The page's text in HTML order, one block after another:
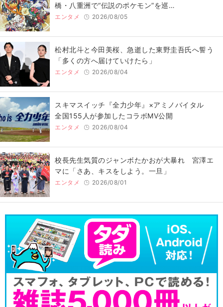
橋・八重洲で“伝説のポケモン”を巡…
エンタメ 2026/08/05
松村北斗と今田美桜、急逝した東野圭吾氏へ誓う
「多くの方へ届けていけたら」
エンタメ 2026/08/04
スキマスイッチ『全力少年』×アミノバイタル
全国155人が参加したコラボMV公開
エンタメ 2026/08/04
校長先生気質のジャンボたかおが大暴れ 宮澤エ
マに「さあ、キスをしよう。一旦」
エンタメ 2026/08/01